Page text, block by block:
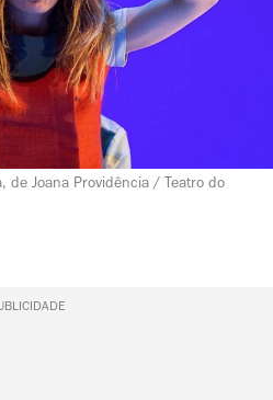
de Joana Providência / Teatro do